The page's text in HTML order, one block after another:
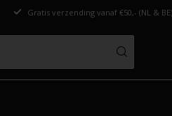
Gratis verzending vanaf €50,- (NL & BE)